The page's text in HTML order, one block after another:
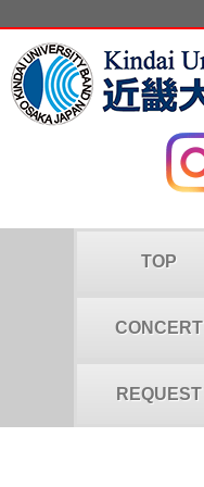
TOP
CONCERT
REQUEST